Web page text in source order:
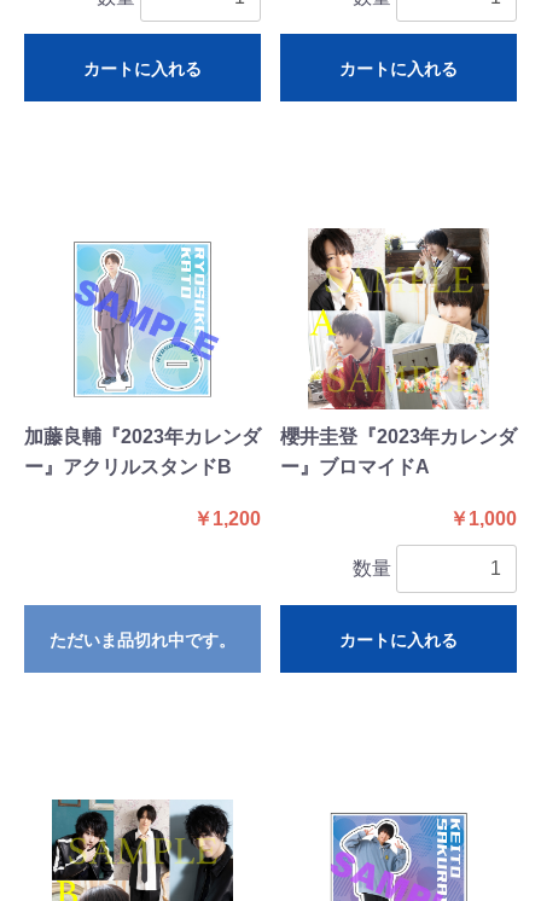
カートに入れる カートに入れる
加藤良輔『2023年カレンダ
ー』アクリルスタンドB
￥1,200
ただいま品切れ中です。
櫻井圭登『2023年カレンダ
ー』ブロマイドA
￥1,000
数量
カートに入れる